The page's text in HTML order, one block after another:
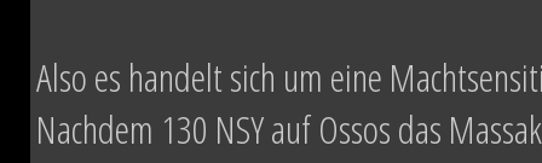
Also es handelt sich um eine
Nachdem 130 NSY auf Ossos das